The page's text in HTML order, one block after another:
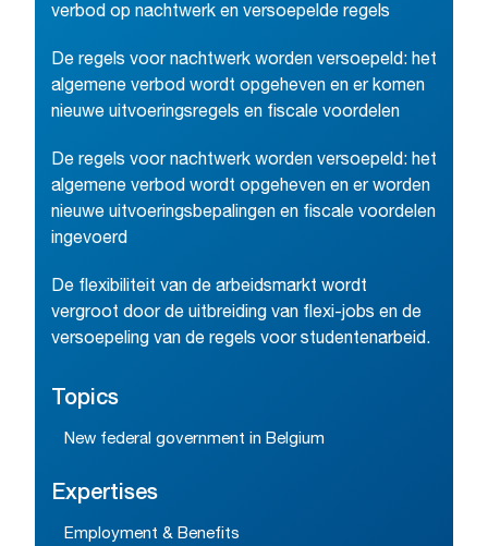
verbod op nachtwerk en versoepelde regels
De regels voor nachtwerk worden versoepeld: het
algemene verbod wordt opgeheven en er komen
nieuwe uitvoeringsregels en fiscale voordelen
De regels voor nachtwerk worden versoepeld: het
algemene verbod wordt opgeheven en er worden
nieuwe uitvoeringsbepalingen en fiscale voordelen
ingevoerd
De flexibiliteit van de arbeidsmarkt wordt
vergroot door de uitbreiding van flexi-jobs en de
versoepeling van de regels voor studentenarbeid.
Topics
New federal government in Belgium
Expertises
Employment & Benefits